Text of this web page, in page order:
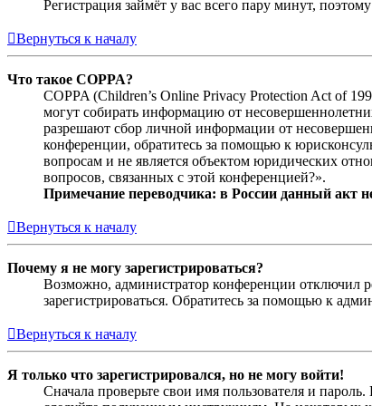
Регистрация займёт у вас всего пару минут,
Вернуться к началу
Что такое COPPA?
COPPA (Children’s Online Privacy Protection Act of
могут собирать информацию от
разрешают сбор личной информации от
конференции, обратитесь за помощью к
вопросам и не является объектом юридических
вопросов, связанных с этой конференцией?».
Примечание переводчика: в России данный акт
Вернуться к началу
Почему я не могу зарегистрироваться?
Возможно, администратор конференции отключил
зарегистрироваться. Обратитесь за помощью к
Вернуться к началу
Я только что зарегистрировался, но не могу войти!
Сначала проверьте свои имя пользователя и